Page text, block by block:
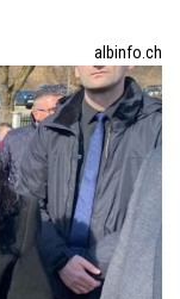
albinfo.ch